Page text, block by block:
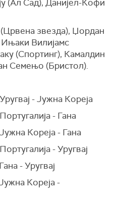
(Ал Сад), Данијел-Кофи
звезда), Џордан
Ињаки Вилијамс
(Спортинг), Камалдин
Семењо (Бристол).
- Јужна Кореја
- Гана
Кореја - Гана
- Уругвај
- Уругвај
Кореја -